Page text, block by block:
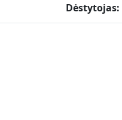
Dėstytojas: